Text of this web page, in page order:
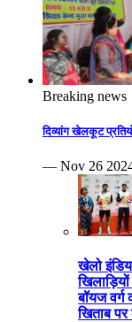
Breaking news
दिव्यांग खेलकूट
— Nov 26
खेलो
बॉयज
खिताब पर